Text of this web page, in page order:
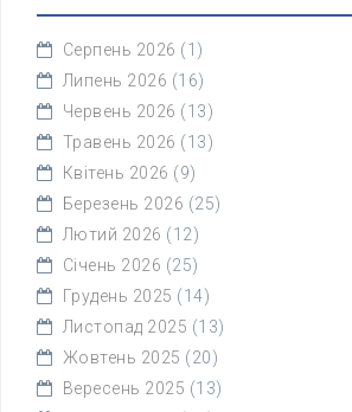
Серпень 2026 (1)
Липень 2026 (16)
Червень 2026 (13)
Травень 2026 (13)
Квітень 2026 (9)
Березень 2026 (25)
Лютий 2026 (12)
Січень 2026 (25)
Грудень 2025 (14)
Листопад 2025 (13)
Жовтень 2025 (20)
Вересень 2025 (13)